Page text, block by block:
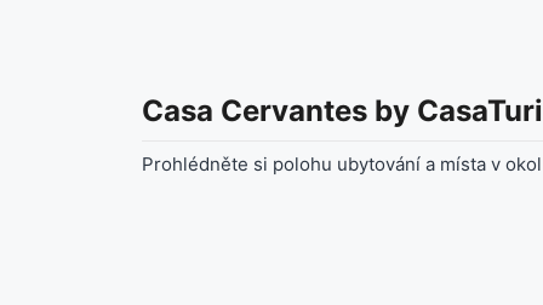
Casa Cervantes by
Prohlédněte si polohu ubytování a místa v